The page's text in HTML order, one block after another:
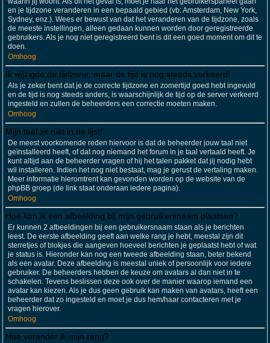
en je tijdzone veranderen in een bepaald gebied (vb: Amsterdam, New York,
Sydney, enz.). Wees er bewust van dat het veranderen van de tijdzone, zoals
de meeste instellingen, alleen gedaan kunnen worden door geregistreerde
gebruikers. Als je nog niet geregistreerd bent is dit een goed moment om dit te
doen.
Omhoog
Ik wijzigde de tijdzone, maar de tijd is nog steeds verkeerd!
Als je zeker bent dat je de correcte tijdzone en zomertijd goed hebt ingevuld
en de tijd is nog steeds anders, is waarschijnlijk de tijd op de server verkeerd
ingesteld en zullen de beheerders een correctie moeten maken.
Omhoog
Mijn taal zit niet in de lijst!
De meest voorkomende reden hiervoor is dat de beheerder jouw taal niet
geïnstalleerd heeft, of dat nog niemand het forum in je taal vertaald heeft. Je
kunt altijd aan de beheerder vragen of hij het talen pakket dat jij nodig hebt
wil installeren. Indien het nog niet bestaat, mag je gerust de vertaling maken.
Meer informatie hieromtrent kan gevonden worden op de website van de
phpBB groep (de link staat onderaan iedere pagina).
Omhoog
Hoe kan ik een afbeelding bij mijn gebruikersnaam plaatsen?
Er kunnen 2 afbeeldingen bij een gebruikersnaam staan als je berichten
leest. De eerste afbeelding geeft aan welke rang je hebt, meestal zijn dit
sterretjes of blokjes die aangeven hoeveel berichten je geplaatst hebt of wat
je status is. Hieronder kan nog een tweede afbeelding staan, beter bekend
als een avatar. Deze afbeelding is meestal uniek of persoonlijk voor iedere
gebruiker. De beheerders hebben de keuze om avatars al dan niet in te
schakelen. Tevens beslissen deze ook over de manier waarop iemand een
avatar kan kiezen. Als je dus geen gebruik kan maken van avatars, heeft een
beheerder dat zo ingesteld en moet je dus hem/haar contacteren met je
vragen hierover.
Omhoog
Hoe verander ik mijn rang?